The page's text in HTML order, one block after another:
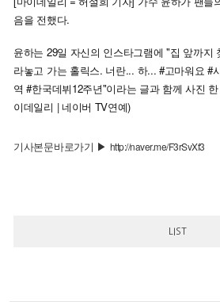
음을 전했다.
윤하는 29일 자신의 인스타그램에 "집 앞까지
라놓고 가는 홀릭스. 너란... 하... #고마워요 #
역 #한국데뷔12주년"이라는 글과 함께 사진
이데일리 | 네이버 TV연예)
기사본문바로가기 ▶ http://naver.me/F3rSvXf3
LIST